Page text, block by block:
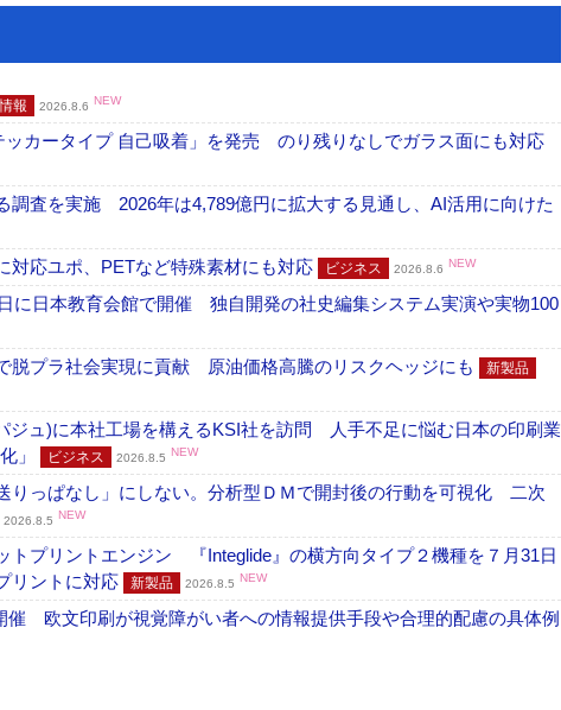
報 2026.8.6 NEW
カータイプ 自己吸着」を発売 のり残りなしでガラス面にも対応
査を実施 2026年は4,789億円に拡大する見通し、AI活用に向けた
対応ユポ、PETなど特殊素材にも対応 ビジネス 2026.8.6 NEW
日本教育会館で開催 独自開発の社史編集システム実演や実物100
プラ社会実現に貢献 原油価格高騰のリスクヘッジにも 新製品
ジュ)に本社工場を構えるKSI社を訪問 人手不足に悩む日本の印刷業
」
ビジネス 2026.8.5 NEW
りっぱなし」にしない。分析型ＤＭで開封後の行動を可視化 二次
2026.8.5 NEW
プリントエンジン 『Integlide』の横方向タイプ２機種を７月31日
リントに対応
新製品 2026.8.5 NEW
欧文印刷が視覚障がい者への情報提供手段や合理的配慮の具体例